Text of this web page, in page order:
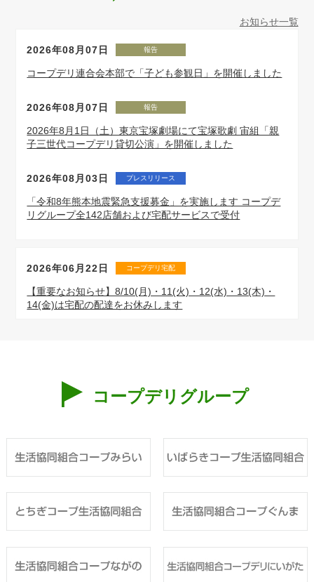
お知らせ一覧
2026年08月07日 報告
コープデリ連合会本部で「子ども参観日」を開催しました
2026年08月07日 報告
2026年8月1日（土）東京宝塚劇場にて宝塚歌劇 宙組「親
子三世代コープデリ貸切公演」を開催しました
2026年08月03日 プレスリリース
「令和8年熊本地震緊急支援募金」を実施します コープデ
リグループ全142店舗および宅配サービスで受付
2026年06月22日 コープデリ宅配
【重要なお知らせ】8/10(月)・11(火)・12(水)・13(木)・
14(金)は宅配の配達をお休みします
コープデリグループ